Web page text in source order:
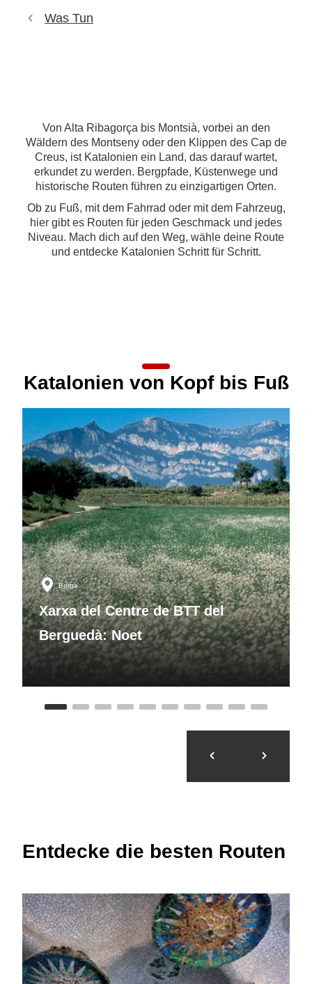
Was Tun
Von Alta Ribagorça bis Montsià, vorbei an den
Wäldern des Montseny oder den Klippen des Cap de
Creus, ist Katalonien ein Land, das darauf wartet,
erkundet zu werden. Bergpfade, Küstenwege und
historische Routen führen zu einzigartigen Orten.
Ob zu Fuß, mit dem Fahrrad oder mit dem Fahrzeug,
hier gibt es Routen für jeden Geschmack und jedes
Niveau. Mach dich auf den Weg, wähle deine Route
und entdecke Katalonien Schritt für Schritt.
Katalonien von Kopf bis Fuß
Berga
Xarxa del Centre de BTT del
Berguedà: Noet
Entdecke die besten Routen